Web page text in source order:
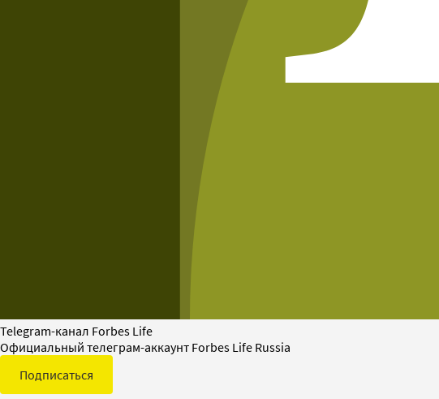
Telegram-канал Forbes Life
Официальный телеграм-аккаунт Forbes Life Russia
Подписаться